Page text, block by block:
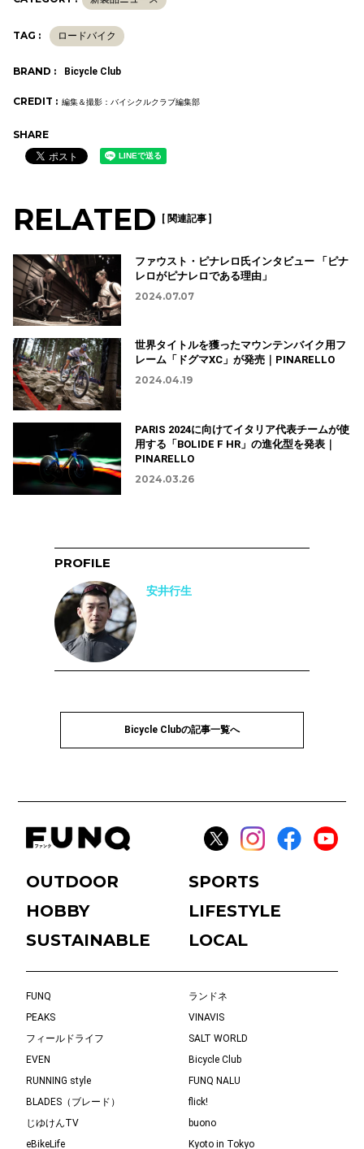
TAG : ロードバイク
BRAND : Bicycle Club
CREDIT : 編集＆撮影：バイシクルクラブ編集部
SHARE
RELATED [ 関連記事 ]
ファウスト・ピナレロ氏インタビュー 「ピナ
レロがピナレロである理由」
2024.07.07
世界タイトルを獲ったマウンテンバイク用フ
レーム「ドグマXC」が発売｜PINARELLO
2024.04.19
PARIS 2024に向けてイタリア代表チームが使
用する「BOLIDE F HR」の進化型を発表｜
PINARELLO
2024.03.26
PROFILE
安井行生
Bicycle Clubの記事一覧へ
OUTDOOR
SPORTS
HOBBY
LIFESTYLE
SUSTAINABLE
LOCAL
FUNQ
ランドネ
PEAKS
VINAVIS
フィールドライフ
SALT WORLD
EVEN
Bicycle Club
RUNNING style
FUNQ NALU
BLADES（ブレード）
flick!
じゆけんTV
buono
eBikeLife
Kyoto in Tokyo